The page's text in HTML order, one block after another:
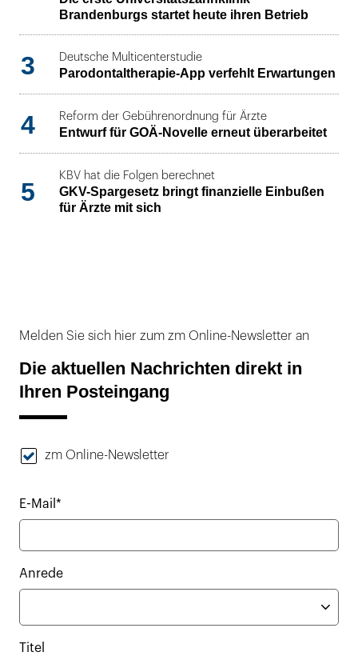
Brandenburgs startet heute ihren Betrieb
3 Deutsche Multicenterstudie
Parodontaltherapie-App verfehlt Erwartungen
4 Reform der Gebührenordnung für Ärzte
Entwurf für GOÄ-Novelle erneut überarbeitet
5
KBV hat die Folgen berechnet
GKV-Spargesetz bringt finanzielle Einbußen
für Ärzte mit sich
Melden Sie sich hier zum zm Online-Newsletter an
Die aktuellen Nachrichten direkt in
Ihren Posteingang
zm Online-Newsletter
E-Mail*
Anrede
Titel